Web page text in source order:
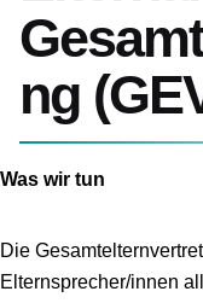
ng
Was wir tun
Die
Elternsprecher/innen